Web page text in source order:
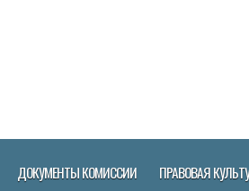
ДОКУМЕНТЫ КОМИССИИ ПРАВОВАЯ